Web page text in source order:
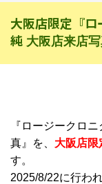
大阪店限定『ロ
純 大阪店来店写
『ロージークロ
真』を、 大阪店限
す。
2025/8/22に行わ